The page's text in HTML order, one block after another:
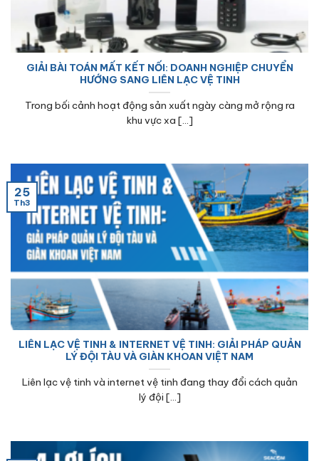
GIẢI BÀI TOÁN MẤT KẾT NỐI: DOANH NGHIỆP CHUYỂN
HƯỚNG SANG LIÊN LẠC VỆ TINH
Trong bối cảnh hoạt động sản xuất ngày càng mở rộng ra
khu vực xa [...]
LIÊN LẠC VỆ TINH & INTERNET VỆ TINH: GIẢI PHÁP QUẢN
LÝ ĐỘI TÀU VÀ GIÀN KHOAN VIỆT NAM
Liên lạc vệ tinh và internet vệ tinh đang thay đổi cách quản
lý đội [...]
25
Th3